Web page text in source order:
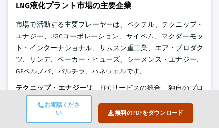
お電話くださ
い
無料のPDFをダウンロード
LNG液化プラント市場の主要企業
市場で活動する主要プレーヤーは、ベクテル、テクニップ・
エナジー、JGCコーポレーション、サイペム、マクダーモッ
ト・インターナショナル、サムスン重工業、エア・プロダク
ツ、リンデ、ベーカー・ヒューズ、シーメンス・エナジー、
GEベルノバ、バルチラ、ハネウェルです。
テクニップ・エナジーは、EPCサービスの統合、独自のプロ
セス技術（リキューシンおよびテトラ・スプールプロセスを
含む）、FLNGエンジニアリング、O&Mアドバイザリー能力を
通じて、14%の市場シェアをリードしています。2026年2月に